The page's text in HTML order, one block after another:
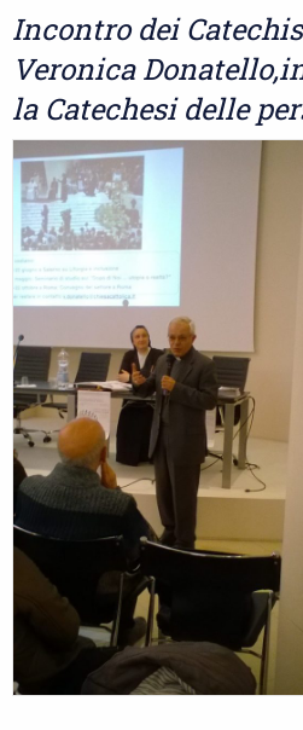
Incontro dei
Veronica
la Catechesi delle